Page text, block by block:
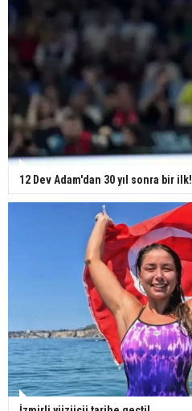
12 Dev Adam'dan 30 yıl sonra bir ilk!